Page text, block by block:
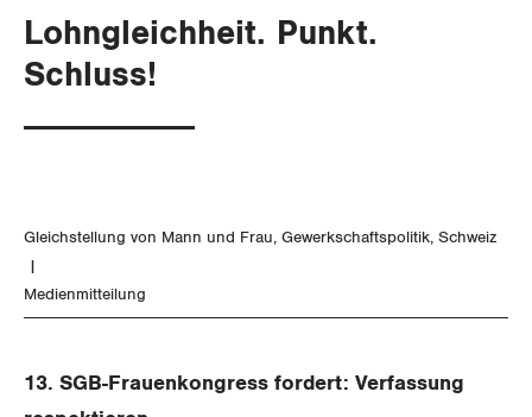
THEMEN
Flankierende Massnahmen und
Gewerkschaftsrechte
Finanzen und Steuerpolitik
Geld und Währung
SOZIALPOLITIK
CORONA-VIRUS
GLEICHSTELLUNG
Lohngleichheit. Punkt.
Schluss!
Gleichstellung von Mann und Frau Gewerkschaftspolitik Schweiz
Medienmitteilung
13. SGB-Frauenkongress fordert: Verfassung